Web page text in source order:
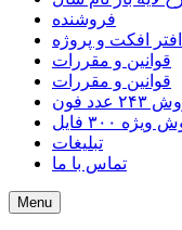
فروشنده
افکت و پروژه
قوانین و مقررات
قوانین و مقررات
عدد فون
تبلیغات
تماس با ما
Menu